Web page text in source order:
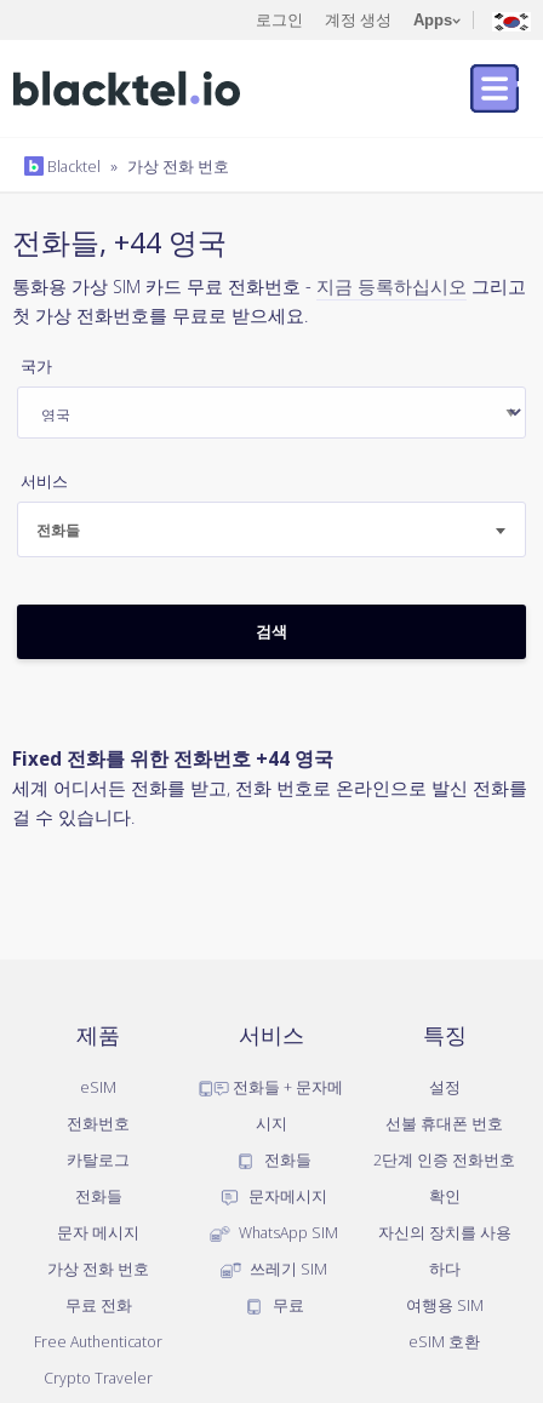
로그인 계정 생성 Apps
Blacktel » 가상 전화 번호
전화들, +44 영국
통화용 가상 SIM 카드 무료 전화번호 - 지금 등록하십시오 그리고
첫 가상 전화번호를 무료로 받으세요.
국가
서비스
전화들
Fixed 전화를 위한 전화번호 +44 영국
세계 어디서든 전화를 받고, 전화 번호로 온라인으로 발신 전화를
걸 수 있습니다.
제품
eSIM
전화번호
카탈로그
전화들
문자 메시지
가상 전화 번호
무료 전화
Free Authenticator
Crypto Traveler
서비스
전화들 + 문자메
시지
전화들
문자메시지
WhatsApp SIM
쓰레기 SIM
무료
특징
설정
선불 휴대폰 번호
2단계 인증 전화번호
확인
자신의 장치를 사용
하다
여행용 SIM
eSIM 호환